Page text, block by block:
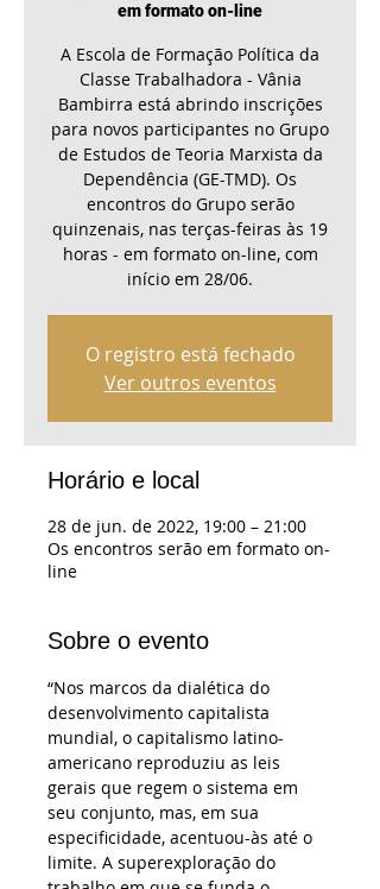
em formato on-line
A Escola de Formação Política da
Classe Trabalhadora - Vânia
Bambirra está abrindo inscrições
para novos participantes no Grupo
de Estudos de Teoria Marxista da
Dependência (GE-TMD). Os
encontros do Grupo serão
quinzenais, nas terças-feiras às 19
horas - em formato on-line, com
início em 28/06.
O registro está fechado
Ver outros eventos
Horário e local
28 de jun. de 2022, 19:00 – 21:00
Os encontros serão em formato on-
line
Sobre o evento
“Nos marcos da dialética do
desenvolvimento capitalista
mundial, o capitalismo latino-
americano reproduziu as leis
gerais que regem o sistema em
seu conjunto, mas, em sua
especificidade, acentuou-às até o
limite. A superexploração do